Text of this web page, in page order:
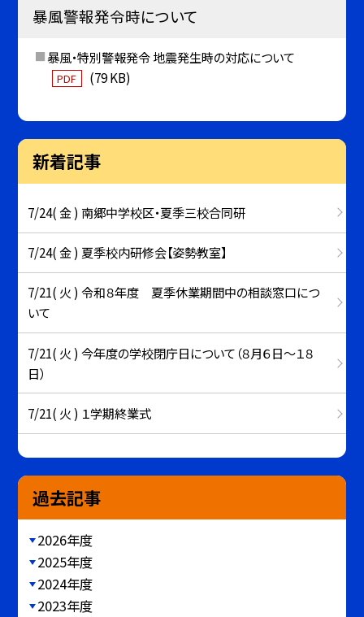
暴風警報発令時について
暴風・特別警報発令 地震発生時の対応について
PDF (79 KB)
新着記事
7/24( 金 ) 南郷中学校区・夏季三校合同研
7/24( 金 ) 夏季校内研修会【姿勢教室】
7/21( 火 ) 令和８年度 夏季休業期間中の相談窓口につ
いて
7/21( 火 ) 今年度の学校閉庁日について（８月６日～１８
日）
7/21( 火 ) １学期終業式
過去記事
2026年度
2025年度
2024年度
2023年度